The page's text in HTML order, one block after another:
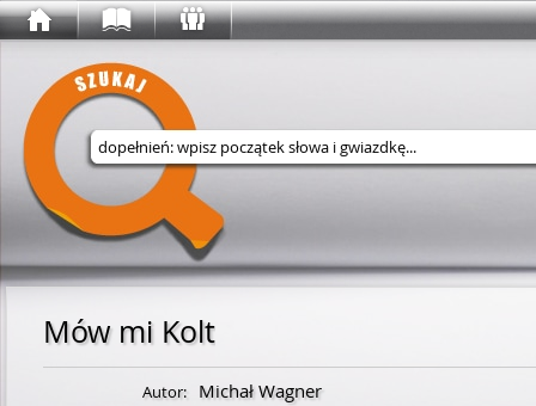
Wyszukaj w serwisie
Mów mi Kolt
Autor: Michał Wagner